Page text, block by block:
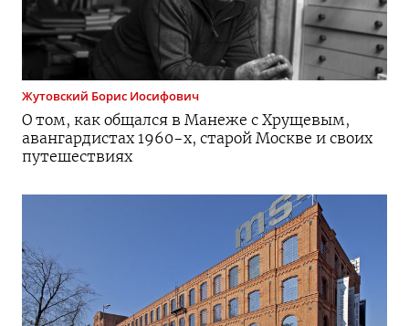
Жутовский Борис Иосифович
О том, как общался в Манеже с Хрущевым,
авангардистах 1960-х, старой Москве и своих
путешествиях